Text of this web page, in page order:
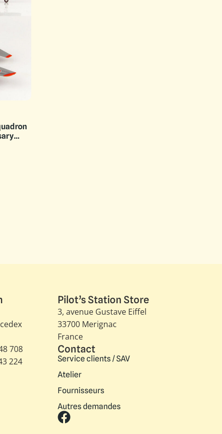
708
224
Pilot’s Station Store
3, avenue Gustave Eiffel​
33700 Merignac
France
Contact
Service clients / SAV
Atelier
Fournisseurs
Autres demandes